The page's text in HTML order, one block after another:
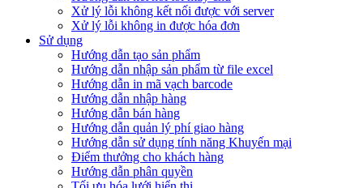
Xử lý lỗi không kết nối được với server
Xử lý lỗi không in được hóa đơn
Sử dụng
Hướng dẫn tạo sản phẩm
Hướng dẫn nhập sản phẩm từ file excel
Hướng dẫn in mã vạch barcode
Hướng dẫn nhập hàng
Hướng dẫn bán hàng
Hướng dẫn quản lý phí giao hàng
Hướng dẫn sử dụng tính năng Khuyến mại
Điểm thưởng cho khách hàng
Hướng dẫn phân quyền